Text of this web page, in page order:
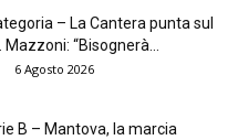
– La Cantera punta sul
Mazzoni: “Bisognerà...
6 Agosto 2026
B – Mantova, la marcia